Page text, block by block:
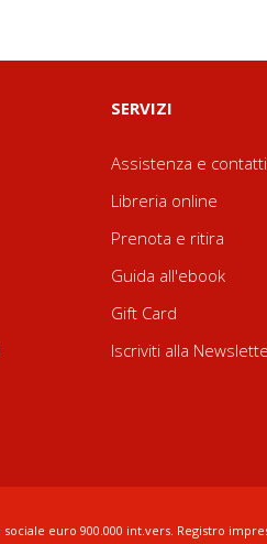
SERVIZI
Assistenza e contatti
Libreria online
Prenota e ritira
Guida all'ebook
Gift Card
Iscriviti alla
sociale euro 900.000 int.vers. Registro